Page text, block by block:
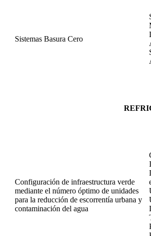
Sistemas Basura Cero
Configuración de infraestructura verde
mediante el número óptimo de unidades
para la reducción de escorrentía urbana y
contaminación del agua